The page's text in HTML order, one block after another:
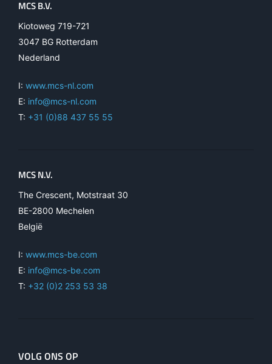
MCS B.V.
Kiotoweg 719-721
3047 BG Rotterdam
Nederland
I: www.mcs-nl.com
E: info@mcs-nl.com
T: +31 (0)88 437 55 55
MCS N.V.
The Crescent, Motstraat 30
BE-2800 Mechelen
België
I: www.mcs-be.com
E: info@mcs-be.com
T: +32 (0)2 253 53 38
VOLG ONS OP